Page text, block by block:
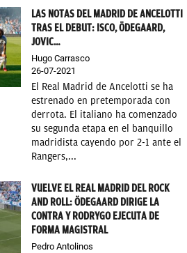
LAS NOTAS DEL MADRID DE ANCELOTTI
TRAS EL DEBUT: ISCO, ÖDEGAARD,
JOVIC…
Hugo Carrasco
26-07-2021
El Real Madrid de Ancelotti se ha
estrenado en pretemporada con
derrota. El italiano ha comenzado
su segunda etapa en el banquillo
madridista cayendo por 2-1 ante el
Rangers,...
VUELVE EL REAL MADRID DEL ROCK
AND ROLL: ÖDEGAARD DIRIGE LA
CONTRA Y RODRYGO EJECUTA DE
FORMA MAGISTRAL
Pedro Antolinos